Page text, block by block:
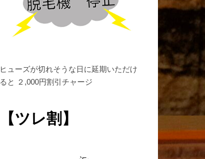
ヒューズが切れそうな日に延期いただけ
ると ２,000円割引チャージ
【ツレ割】